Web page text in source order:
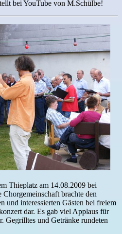
bei YouTube von M.Schülbe!
Thieplatz am 14.08.2009 bei
brachte den
und interessierten Gästen bei freiem
dar. Es gab viel Applaus für
Gegrilltes und Getränke rundeten